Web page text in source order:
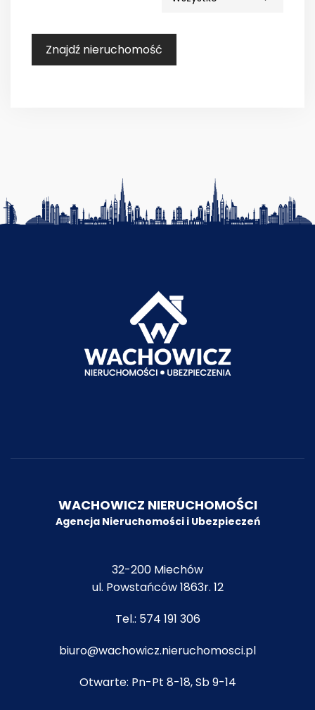
WACHOWICZ NIERUCHOMOŚCI
Agencja Nieruchomości i Ubezpieczeń
32-200 Miechów
ul. Powstańców 1863r. 12
Tel.: 574 191 306
biuro@wachowicz.nieruchomosci.pl
Otwarte: Pn-Pt 8-18, Sb 9-14